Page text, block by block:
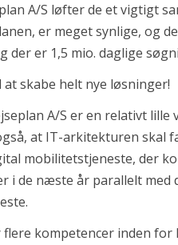
A/S løfter de et vigtigt
er meget synlige, og
der er 1,5 mio. daglige
skabe helt nye løsninger!
A/S er en relativt
at IT-arkitekturen skal
mobilitetstjeneste, der
i de næste år parallelt
kompetencer inden